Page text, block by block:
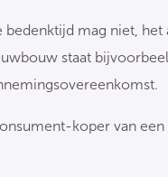
mag niet, het
staat
koper van